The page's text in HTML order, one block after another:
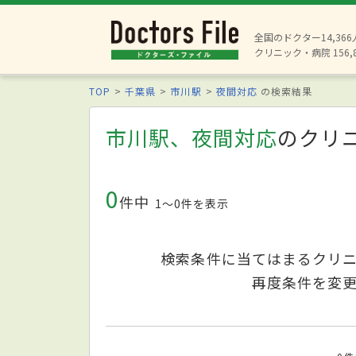
全国のドクター14,366
クリニック・病院
TOP 千葉県 市川駅 夜間対応 の検索結果
市川駅、夜間対応のクリ
0件中 1〜0件を表示
検索条件に当てはまるクリ
再度条件を変